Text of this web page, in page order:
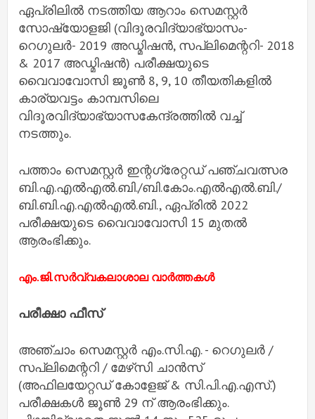
ഏപ്രിലിൽ നടത്തിയ ആറാം സെമസ്റ്റർ
സോഷ്യോളജി (വിദൂരവിദ്യാഭ്യാസം-
റെഗുലർ- 2019 അഡ്മിഷൻ, സപ്ലിമെന്ററി- 2018
& 2017 അഡ്മിഷൻ) പരീക്ഷയുടെ
വൈവാവോസി ജൂൺ 8, 9, 10 തീയതികളിൽ
കാര്യവട്ടം കാമ്പസിലെ
വിദൂരവിദ്യാഭ്യാസകേന്ദ്രത്തിൽ വച്ച്
നടത്തും.
പത്താം സെമസ്റ്റർ ഇന്റഗ്രേറ്റഡ് പഞ്ചവത്സര
ബി.എ.എൽഎൽ.ബി./ബി.കോം.എൽഎൽ.ബി./
ബി.ബി.എ.എൽഎൽ.ബി., ഏപ്രിൽ 2022
പരീക്ഷയുടെ വൈവാവോസി 15 മുതൽ
ആരംഭിക്കും.
എം.ജി.സർവ്വകലാശാല വാർത്തകൾ
പരീക്ഷാ ഫീസ്
അഞ്ചാം സെമസ്റ്റർ എം.സി.എ. - റെഗുലർ /
സപ്ലിമെന്ററി / മേഴ്‌സി ചാൻസ്
(അഫിലയേറ്റഡ് കോളേജ് & സി.പി.എ.എസ്.)
പരീക്ഷകൾ ജൂൺ 29 ന് ആരംഭിക്കും.